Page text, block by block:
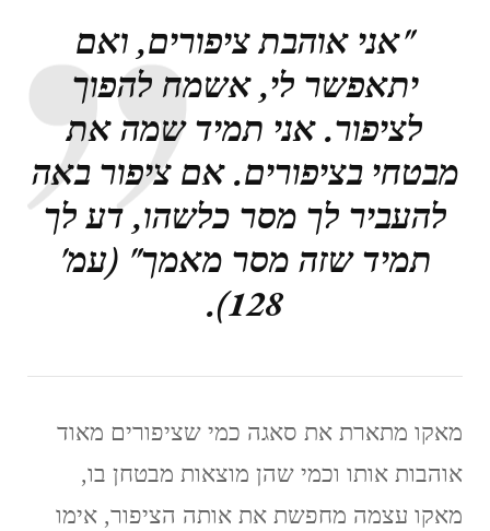
"אני אוהבת ציפורים, ואם
יתאפשר לי, אשמח להפוך
לציפור. אני תמיד שמה את
מבטחי בציפורים. אם ציפור באה
להעביר לך מסר כלשהו, דע לך
תמיד שזה מסר מאמך" (עמ'
128).
מאקו מתארת את סאגה כמי שציפורים מאוד
אוהבות אותו וכמי שהן מוצאות מבטחן בו,
מאקו עצמה מחפשת את אותה הציפור, אימו